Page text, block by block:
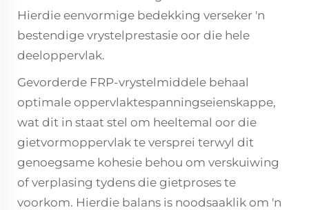
Hierdie eenvormige bedekking verseker 'n
bestendige vrystelprestasie oor die hele
deeloppervlak.
Gevorderde FRP-vrystelmiddele behaal
optimale oppervlaktespanningseienskappe,
wat dit in staat stel om heeltemal oor die
gietvormoppervlak te versprei terwyl dit
genoegsame kohesie behou om verskuiwing
of verplasing tydens die gietproses te
voorkom. Hierdie balans is noodsaaklik om 'n